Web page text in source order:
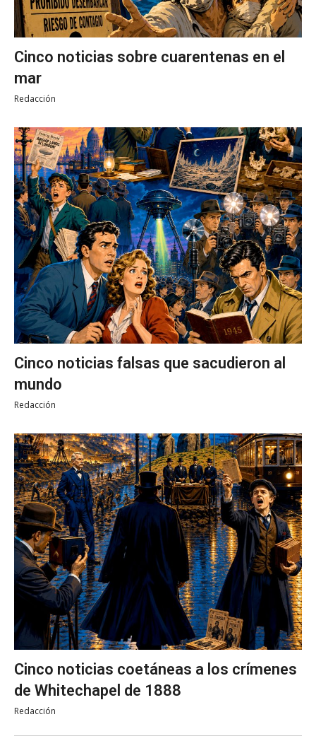
Cinco noticias sobre cuarentenas en el
mar
Redacción
Cinco noticias falsas que sacudieron al
mundo
Redacción
Cinco noticias coetáneas a los crímenes
de Whitechapel de 1888
Redacción